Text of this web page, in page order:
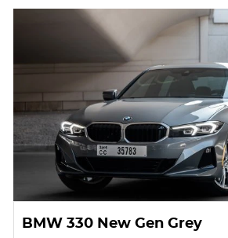
BMW 330 New Gen Grey